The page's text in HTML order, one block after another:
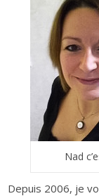
Nad
Depuis 2006, je